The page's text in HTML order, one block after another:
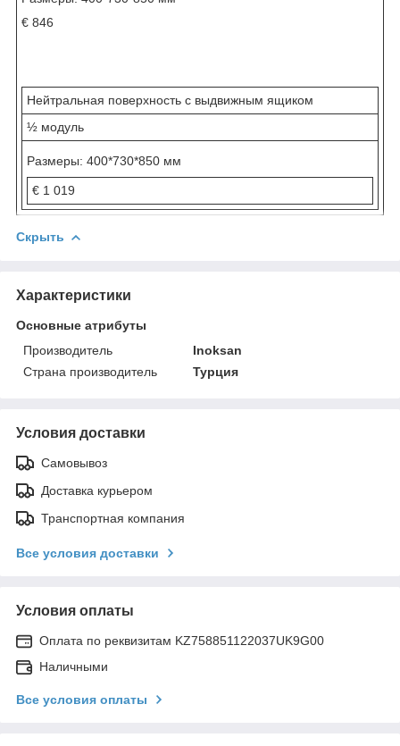
€ 846
Нейтральная поверхность с выдвижным ящиком
½ модуль
Размеры: 400*730*850 мм
€ 1 019
Скрыть
Характеристики
Основные атрибуты
Производитель
Inoksan
Страна производитель
Турция
Условия доставки
Самовывоз
Доставка курьером
Транспортная компания
Все условия доставки
Условия оплаты
Оплата по реквизитам KZ758851122037UK9G00
Наличными
Все условия оплаты